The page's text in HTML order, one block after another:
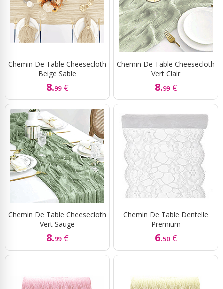
Chemin De Table Cheesecloth
Beige Sable
8.99 €
Chemin De Table Cheesecloth
Vert Clair
8.99 €
Chemin De Table Cheesecloth
Vert Sauge
8.99 €
Chemin De Table Dentelle
Premium
6.50 €